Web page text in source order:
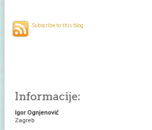
Subscribe to this blog
Informacije:
Igor Ognjenović
Zagreb